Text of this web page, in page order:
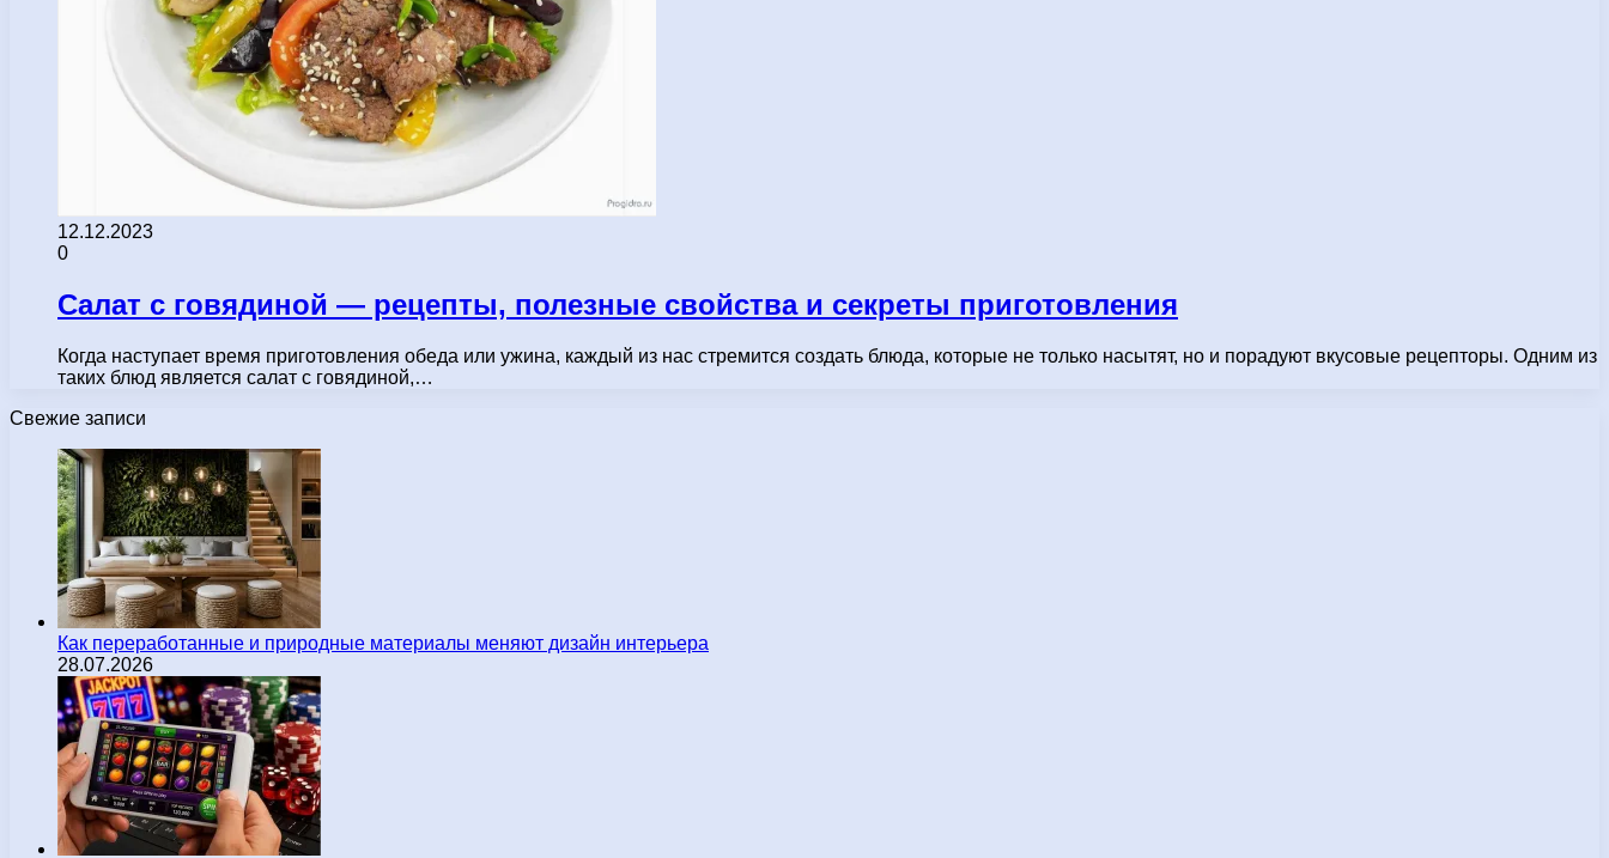
12.12.2023
0
Салат с говядиной — рецепты, полезные свойства и секреты приготовления
Когда наступает время приготовления обеда или ужина, каждый из нас стремится создать блюда, которые не только насытят, но и порадуют вкусовые рецепторы. Одним из
таких блюд является салат с говядиной,…
Свежие записи
Как переработанные и природные материалы меняют дизайн интерьера
28.07.2026